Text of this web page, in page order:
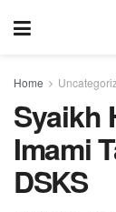
Home
Syaikh
Imami
DSKS